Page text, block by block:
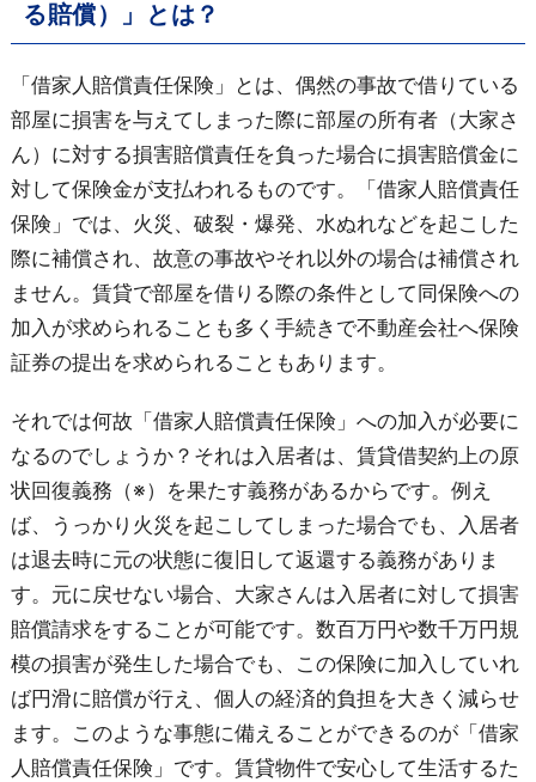
る賠償）」とは？
「借家人賠償責任保険」とは、偶然の事故で借りている
部屋に損害を与えてしまった際に部屋の所有者（大家さ
ん）に対する損害賠償責任を負った場合に損害賠償金に
対して保険金が支払われるものです。「借家人賠償責任
保険」では、火災、破裂・爆発、水ぬれなどを起こした
際に補償され、故意の事故やそれ以外の場合は補償され
ません。賃貸で部屋を借りる際の条件として同保険への
加入が求められることも多く手続きで不動産会社へ保険
証券の提出を求められることもあります。
それでは何故「借家人賠償責任保険」への加入が必要に
なるのでしょうか？それは入居者は、賃貸借契約上の原
状回復義務（※）を果たす義務があるからです。例え
ば、うっかり火災を起こしてしまった場合でも、入居者
は退去時に元の状態に復旧して返還する義務がありま
す。元に戻せない場合、大家さんは入居者に対して損害
賠償請求をすることが可能です。数百万円や数千万円規
模の損害が発生した場合でも、この保険に加入していれ
ば円滑に賠償が行え、個人の経済的負担を大きく減らせ
ます。このような事態に備えることができるのが「借家
人賠償責任保険」です。賃貸物件で安心して生活するた